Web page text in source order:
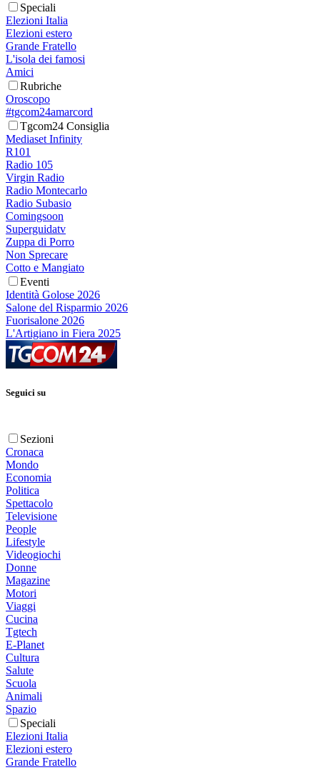
Speciali
Elezioni Italia
Elezioni estero
Grande Fratello
L'isola dei famosi
Amici
Rubriche
Oroscopo
#tgcom24amarcord
Tgcom24 Consiglia
Mediaset Infinity
R101
Radio 105
Virgin Radio
Radio Montecarlo
Radio Subasio
Comingsoon
Superguidatv
Zuppa di Porro
Non Sprecare
Cotto e Mangiato
Eventi
Identità Golose 2026
Salone del Risparmio 2026
Fuorisalone 2026
L'Artigiano in Fiera 2025
Seguici su
Sezioni
Cronaca
Mondo
Economia
Politica
Spettacolo
Televisione
People
Lifestyle
Videogiochi
Donne
Magazine
Motori
Viaggi
Cucina
Tgtech
E-Planet
Cultura
Salute
Scuola
Animali
Spazio
Speciali
Elezioni Italia
Elezioni estero
Grande Fratello